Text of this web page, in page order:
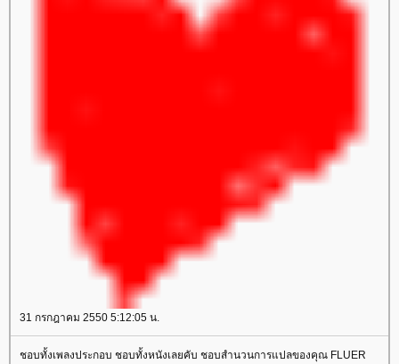
31 กรกฎาคม 2550 5:12:05 น.
ชอบทั้งเพลงประกอบ ชอบทั้งหนังเลยคับ ชอบสำนวนการแปลของคุณ FLUER